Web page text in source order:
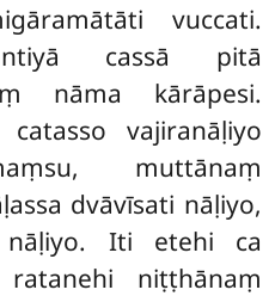
vuccati.
cassā pitā
nāma kārāpesi.
vajiranāḷiyo
muttānaṃ
dvāvīsati nāḷiyo,
nāḷiyo. Iti etehi ca
niṭṭhānaṃ